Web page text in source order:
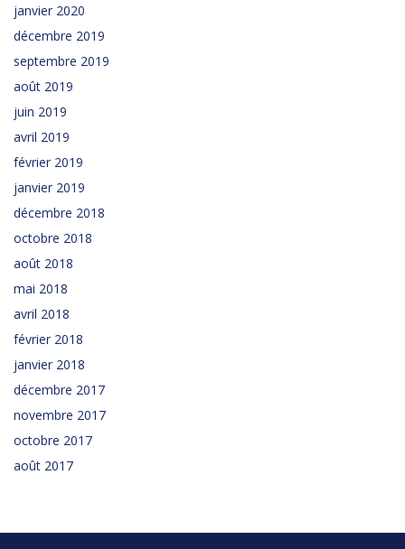
janvier 2020
décembre 2019
septembre 2019
août 2019
juin 2019
avril 2019
février 2019
janvier 2019
décembre 2018
octobre 2018
août 2018
mai 2018
avril 2018
février 2018
janvier 2018
décembre 2017
novembre 2017
octobre 2017
août 2017